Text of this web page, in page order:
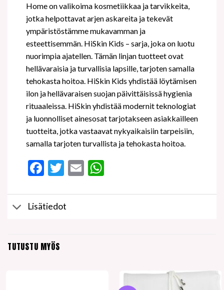
Home on valikoima kosmetiikkaa ja tarvikkeita,
jotka helpottavat arjen askareita ja tekevät
ympäristöstämme mukavamman ja
esteettisemmän. HiSkin Kids – sarja, joka on luotu
nuorimpia ajatellen. Tämän linjan tuotteet ovat
hellävaraisia ja turvallisia lapsille, tarjoten samalla
tehokasta hoitoa. HiSkin Kids yhdistää löytämisen
ilon ja hellävaraisen suojan päivittäisissä hygienia
rituaaleissa. HiSkin yhdistää modernit teknologiat
ja luonnolliset ainesosat tarjotakseen asiakkailleen
tuotteita, jotka vastaavat nykyaikaisiin tarpeisiin,
samalla tarjoten turvallista ja tehokasta hoitoa.
Facebook
Twitter
EmailWhatsApp
Lisätiedot
TUTUSTU MYÖS